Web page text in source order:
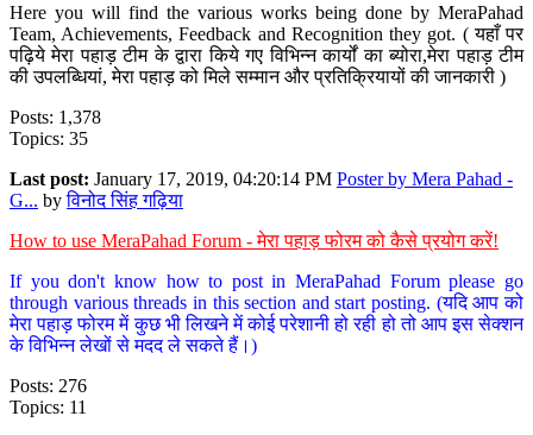
Here you will find the various works being done by MeraPahad
Team, Achievements, Feedback and Recognition they got. ( यहाँ पर
पढ़िये मेरा पहाड़ टीम के द्वारा किये गए विभिन्न कार्यों का ब्योरा,मेरा पहाड़ टीम
की उपलब्धियां, मेरा पहाड़ को मिले सम्मान और प्रतिक्रियायों की जानकारी )
Posts: 1,378
Topics: 35
Last post: January 17, 2019, 04:20:14 PM Poster by Mera Pahad -
G... byविनोद सिंह गढ़िया
How to use MeraPahad Forum - मेरा पहाड़ फोरम को कैसे प्रयोग करें!
If you don't know how to post in MeraPahad Forum please go
through various threads in this section and start posting. (यदि आप को
मेरा पहाड़ फोरम में कुछ भी लिखने में कोई परेशानी हो रही हो तो आप इस सेक्शन
के विभिन्न लेखों से मदद ले सकते हैं।)
Posts: 276
Topics: 11